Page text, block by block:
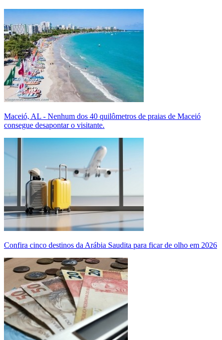
Maceió, AL - Nenhum dos 40 quilômetros de praias de Maceió
consegue desapontar o visitante.
Confira cinco destinos da Arábia Saudita para ficar de olho em 2026